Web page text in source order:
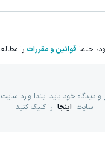
حتما قوانین و مقررات را
دیدگاه خود باید ابتدا وارد
سایت اینجا را کلیک کنید